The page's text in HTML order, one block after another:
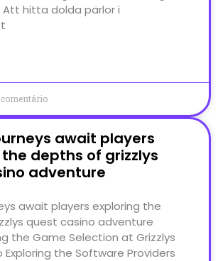
hitta dolda pärlor i
await players
depths of grizzlys
adventure
await players exploring the
quest casino adventure
the Game Selection at Grizzlys
Exploring the Software Providers